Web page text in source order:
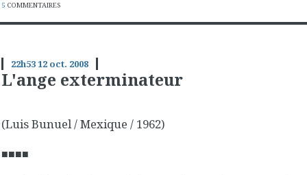
5 COMMENTAIRES
22h5312 oct. 2008
L'ange exterminateur
(Luis Bunuel / Mexique / 1962)
■■■■